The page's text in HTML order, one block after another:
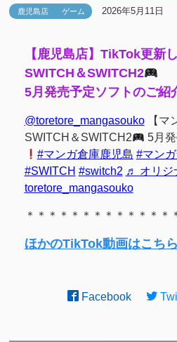
鹿児島店 ゲーム 2026年5月11日
【鹿児島店】TikTok更新
SWITCH＆SWITCH2
5月発売予定ソフトのご紹
@toretore_mangasouko【マ
SWITCH＆SWITCH2
5月
#マンガ倉庫鹿児島 #マン
#SWITCH #switch2 ♬ オリジ
toretore_mangasouko
＊＊＊＊＊＊＊＊＊＊＊＊＊
ほかのTikTok動画はこち
Facebook